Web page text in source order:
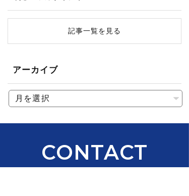
記事一覧を見る
アーカイブ
CONTACT